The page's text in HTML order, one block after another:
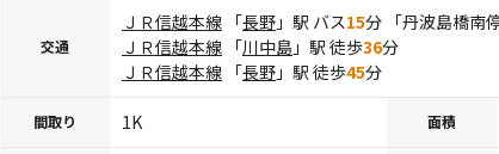
交通
ＪＲ信越本線 「長野 」駅 バス15分 「丹波島橋南
ＪＲ信越本線 「川中島 」駅 徒歩36分
ＪＲ信越本線 「長野 」駅 徒歩45分
間取り 1K 面積